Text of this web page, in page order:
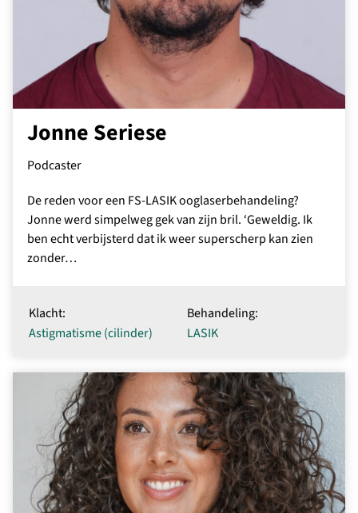
Jonne Seriese
Podcaster
De reden voor een FS-LASIK ooglaserbehandeling?
Jonne werd simpelweg gek van zijn bril. ‘Geweldig. Ik
ben echt verbijsterd dat ik weer superscherp kan zien
zonder…
Klacht:
Astigmatisme (cilinder)
Behandeling:
LASIK